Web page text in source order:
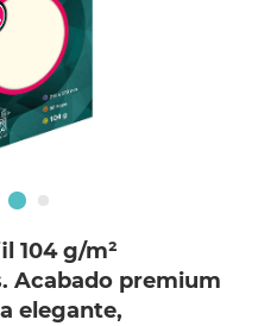
104 g/m²
Acabado premium
elegante,